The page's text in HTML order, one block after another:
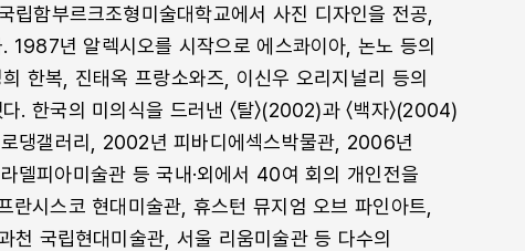
립함부르크조형미술대학교에서 사진 디자인을 전공,
1987년 알렉시오를 시작으로 에스콰이아, 논노 등의
한복, 진태옥 프랑소와즈, 이신우 오리지널리 등의
. 한국의 미의식을 드러낸 〈탈〉(2002)과 〈백자〉(2004)
댕갤러리, 2002년 피바디에섹스박물관, 2006년
델피아미술관 등 국내·외에서 40여 회의 개인전을
란시스코 현대미술관, 휴스턴 뮤지엄 오브 파인아트,
천 국립현대미술관, 서울 리움미술관 등 다수의